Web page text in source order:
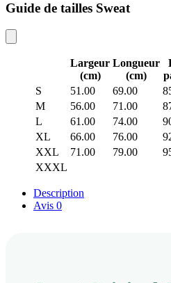
Guide de tailles Sweat
Largeur
(cm)
Longueur
(cm)
S
51.00 69.00
M
56.00 71.00
L
61.00 74.00
XL
66.00 76.00
XXL
71.00 79.00
XXXL
Description
Avis 0